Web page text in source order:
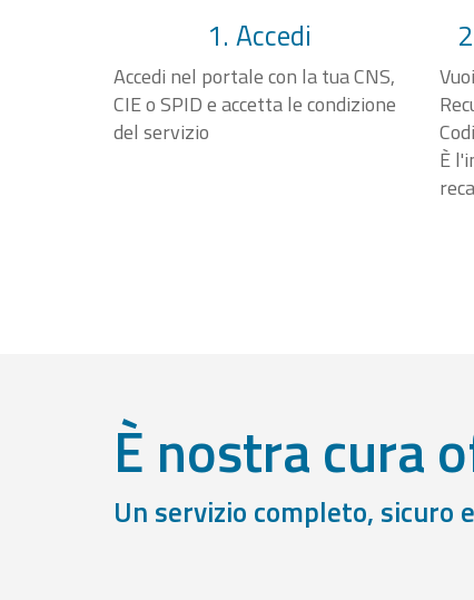
1. Accedi
Accedi nel portale con la tua CNS,
CIE o SPID e accetta le condizione
del servizio
È
È nostra cura
Un servizio completo, sicuro